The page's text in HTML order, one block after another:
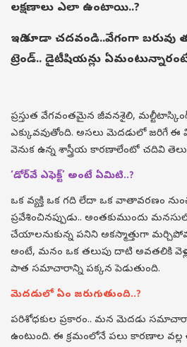
లక్షణాలు ఎలా ఉంటాయి..?
ఇది కూడా చదవండి..వేగంగా బరువు
ట్రెండ్.. డైటీషియన్లు
ప్రస్తుత వేగవంతమైన జీవనశైలి,
ఎక్కువవుతోంది. అసలు మెదడులో జరిగే ఈ
వెనుక ఉన్న శాస్త్రీయ కారణాలేంటో చదివి
‘డోర్‌వే ఎఫెక్ట్’ అంటే ఏమిటి..?
ఒక వ్యక్తి ఒక గది లేదా ఒక వాతావరణం
ప్రవేశించినప్పుడు.. అంతకుముందు
చేయాలనుకున్న పనిని అకస్మాత్తుగా
అంటే, మనం ఒక తలుపు దాటి అవతలికి
పాత సమాచారాన్ని పక్కన పెడుతుంది.
మెదడులో ఏం జరుగుతుంది..?
పరిశోధకుల ప్రకారం.. మన మెదడు
ఉంటుంది. ఈ క్రమంలోనే పలు కారణాల